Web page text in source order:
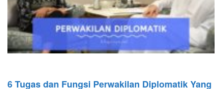
6 Tugas dan Fungsi Perwakilan Diplomatik Yang